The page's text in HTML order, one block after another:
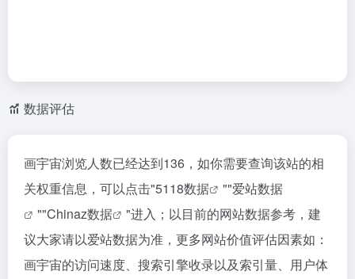
数据评估
画宇宙浏览人数已经达到136，如你需要查询该站的相
关权重信息，可以点击"5118数据 ""爱站数据
""Chinaz数据
"进入；以目前的网站数据参考，建
议大家请以爱站数据为准，更多网站价值评估因素如：
画宇宙的访问速度、搜索引擎收录以及索引量、用户体